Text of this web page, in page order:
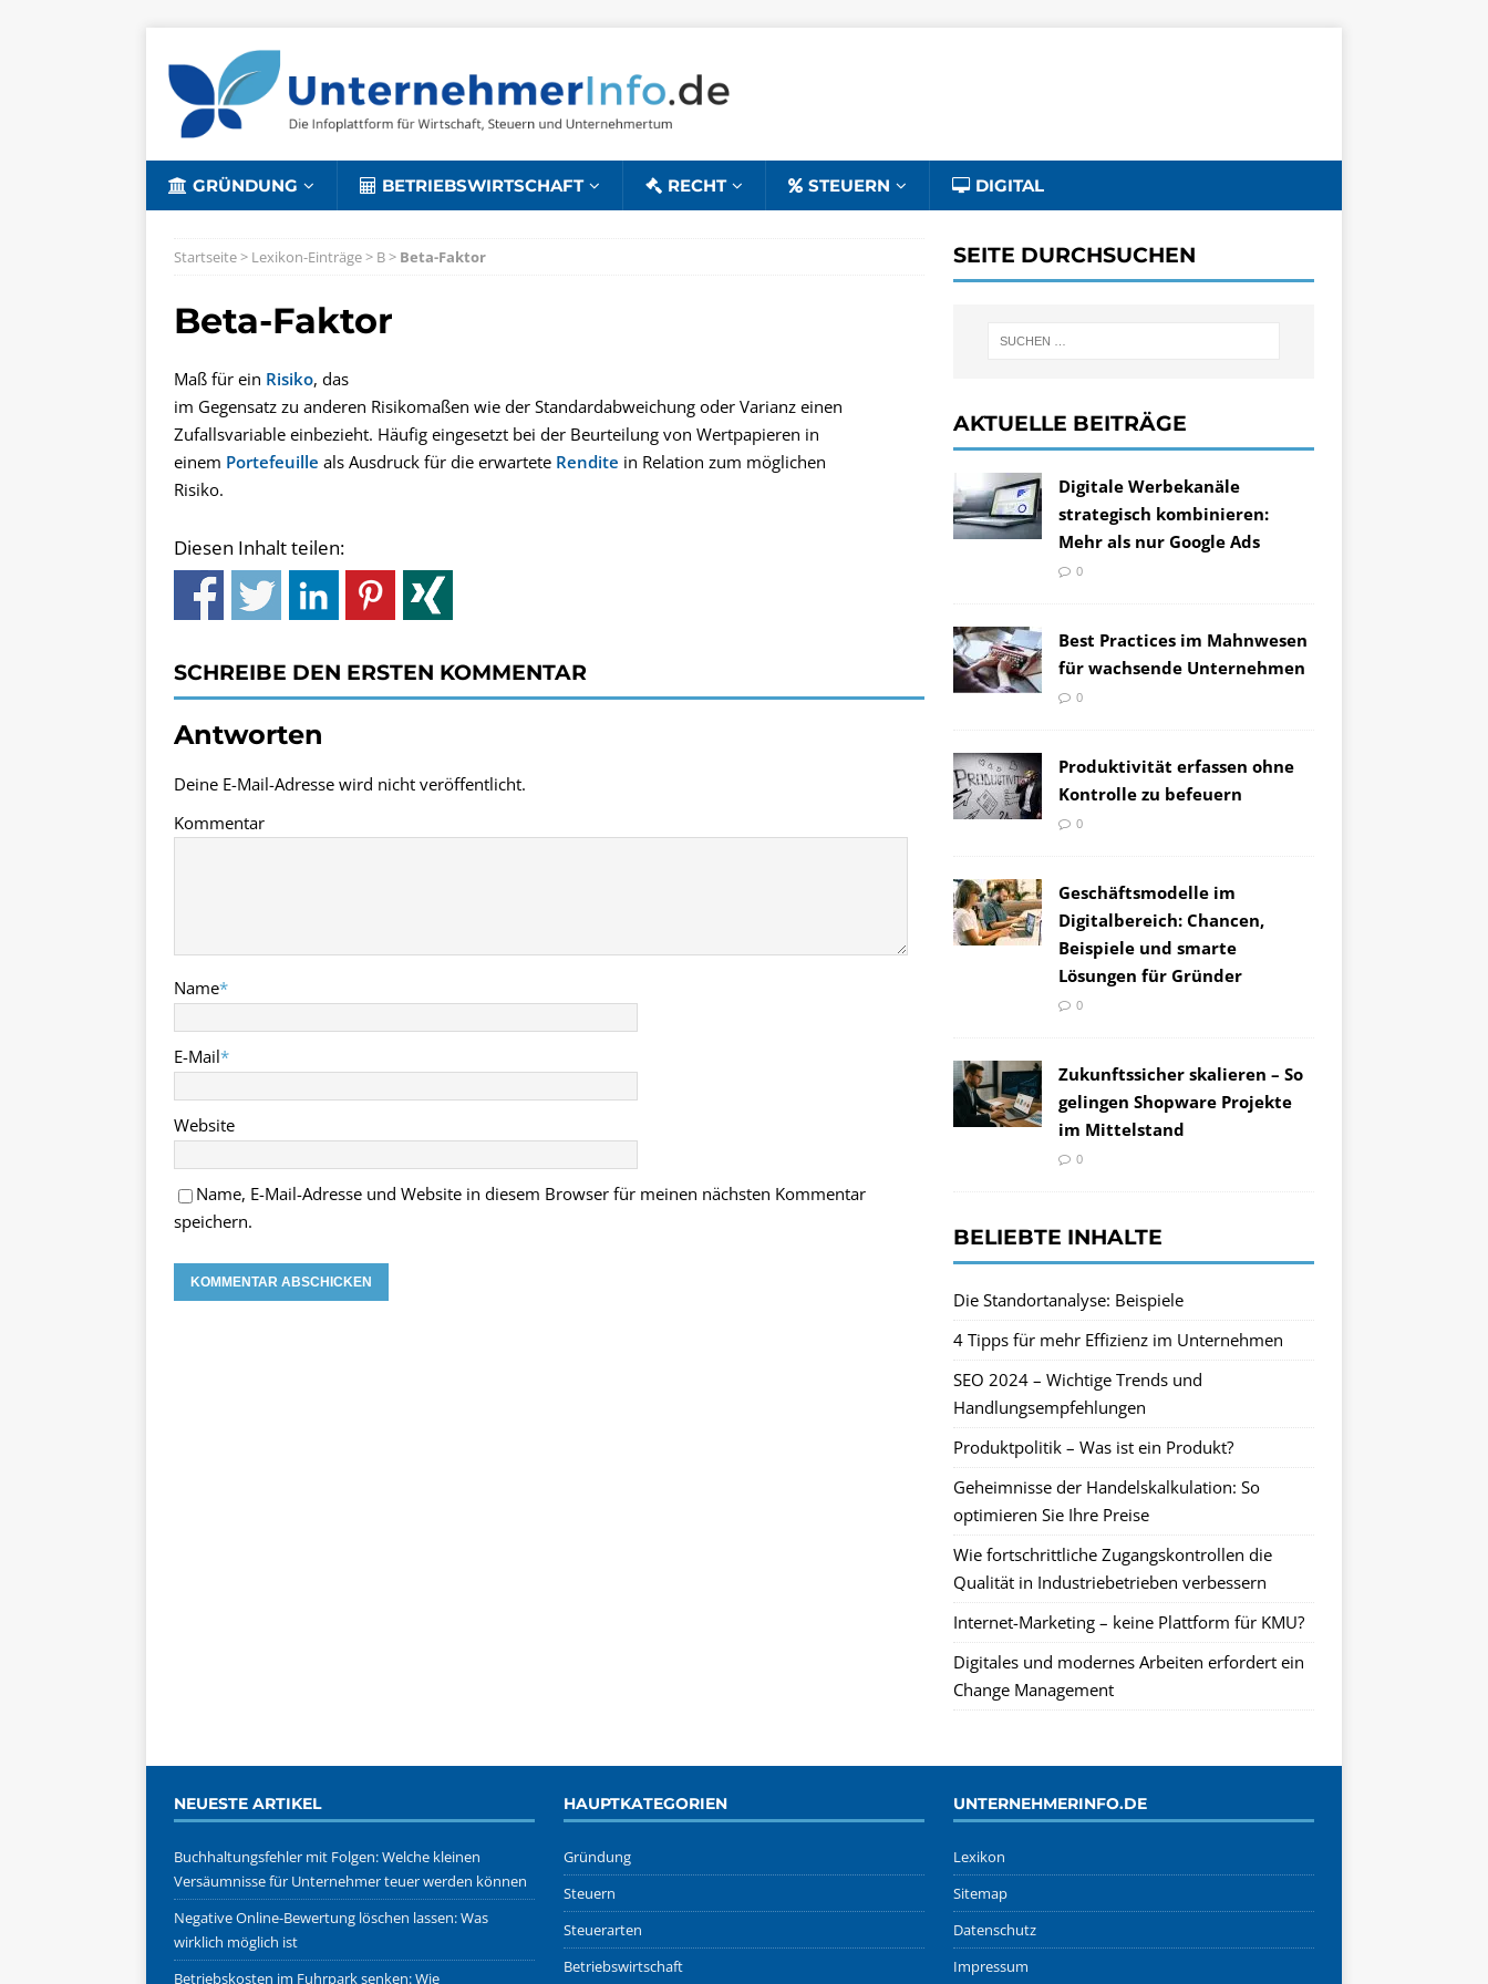
GRÜNDUNG BETRIEBSWIRTSCHAFT RECHT STEUERN DIGITAL
Startseite> Lexikon-Einträge> B> Beta-Faktor
Beta-Faktor
Maß für ein Risiko, das
im Gegensatz zu anderen Risikomaßen wie der Standardabweichung oder Varianz einen
Zufallsvariable einbezieht. Häufig eingesetzt bei der Beurteilung von Wertpapieren in
einem Portefeuille als Ausdruck für die erwartete Rendite in Relation zum möglichen
Risiko.
Diesen Inhalt teilen:
SCHREIBE DEN ERSTEN KOMMENTAR
Antworten
Deine E-Mail-Adresse wird nicht veröffentlicht.
Kommentar
Name*
E-Mail*
Website
Name, E-Mail-Adresse und Website in diesem Browser für meinen nächsten Kommentar
speichern.
SEITE DURCHSUCHEN
AKTUELLE BEITRÄGE
Digitale Werbekanäle
strategisch kombinieren:
Mehr als nur Google Ads
0
Best Practices im Mahnwesen
für wachsende Unternehmen
0
Produktivität erfassen ohne
Kontrolle zu befeuern
0
Geschäftsmodelle im
Digitalbereich: Chancen,
Beispiele und smarte
Lösungen für Gründer
0
Zukunftssicher skalieren – So
gelingen Shopware Projekte
im Mittelstand
0
BELIEBTE INHALTE
Die Standortanalyse: Beispiele
4 Tipps für mehr Effizienz im Unternehmen
SEO 2024 – Wichtige Trends und
Handlungsempfehlungen
Produktpolitik – Was ist ein Produkt?
Geheimnisse der Handelskalkulation: So
optimieren Sie Ihre Preise
Wie fortschrittliche Zugangskontrollen die
Qualität in Industriebetrieben verbessern
Internet-Marketing – keine Plattform für KMU?
Digitales und modernes Arbeiten erfordert ein
Change Management
NEUESTE ARTIKEL
Buchhaltungsfehler mit Folgen: Welche kleinen
Versäumnisse für Unternehmer teuer werden können
Negative Online-Bewertung löschen lassen: Was
wirklich möglich ist
Betriebskosten im Fuhrpark senken: Wie
HAUPTKATEGORIEN
Gründung
Steuern
Steuerarten
Betriebswirtschaft
UNTERNEHMERINFO.DE
Lexikon
Sitemap
Datenschutz
Impressum